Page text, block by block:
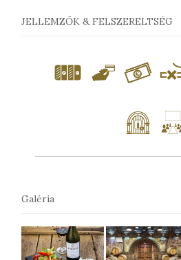
JELLEMZŐK & FELSZERELTSÉG
Galéria